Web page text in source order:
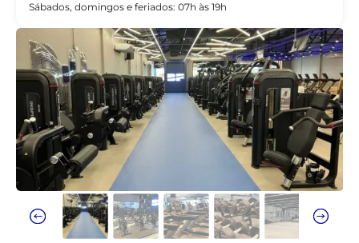
Sábados, domingos e feriados: 07h às 19h